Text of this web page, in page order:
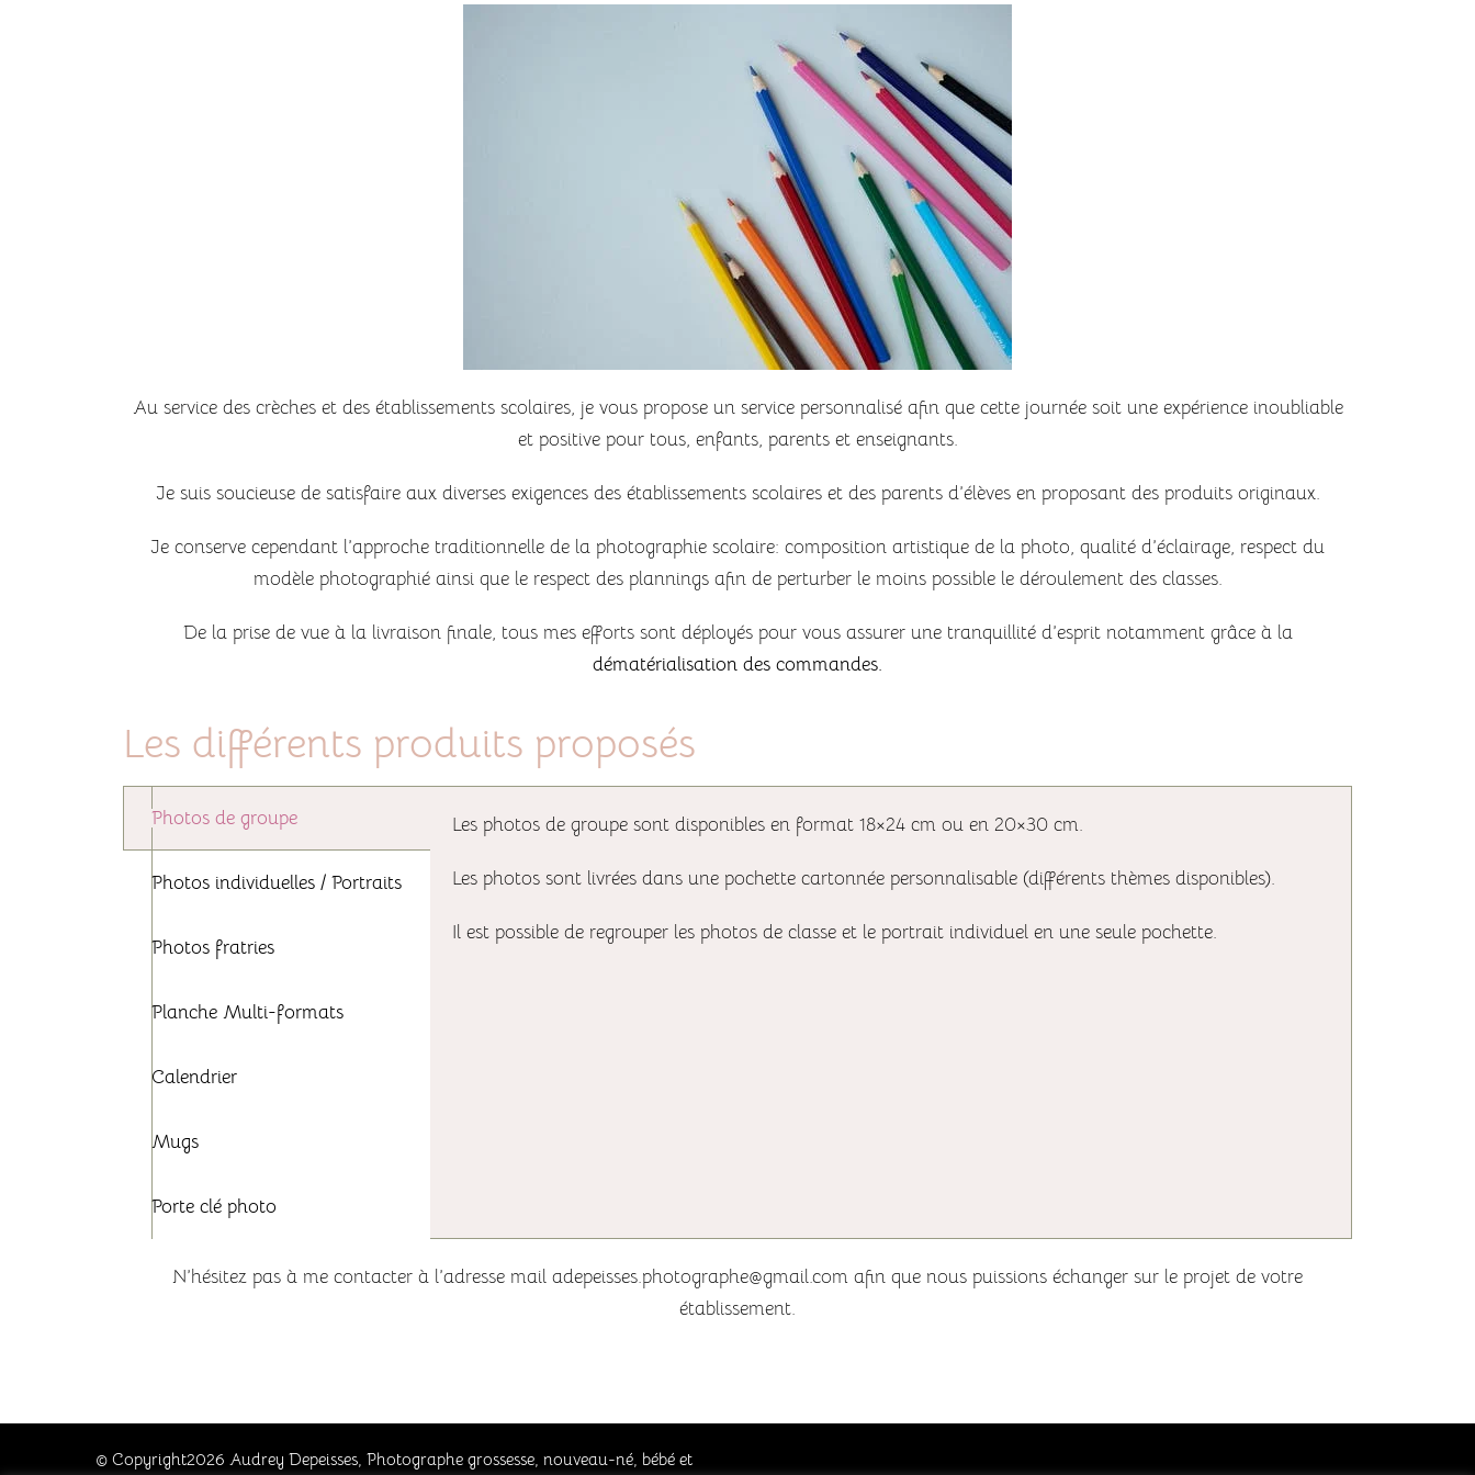
Au service des crèches et des établissements scolaires, je vous propose un service personnalisé afin que cette journée soit une expérience inoubliable
et positive pour tous, enfants, parents et enseignants.
Je suis soucieuse de satisfaire aux diverses exigences des établissements scolaires et des parents d’élèves en proposant des produits originaux.
Je conserve cependant l’approche traditionnelle de la photographie scolaire: composition artistique de la photo, qualité d’éclairage, respect du
modèle photographié ainsi que le respect des plannings afin de perturber le moins possible le déroulement des classes.
De la prise de vue à la livraison finale, tous mes efforts sont déployés pour vous assurer une tranquillité d’esprit notamment grâce à la
dématérialisation des commandes.
Les différents produits proposés
Photos de groupe
Photos individuelles / Portraits
Photos fratries
Planche Multi-formats
Calendrier
Mugs
Porte clé photo
Les photos de groupe sont disponibles en format 18×24 cm ou en 20×30 cm.
Les photos sont livrées dans une pochette cartonnée personnalisable (différents thèmes disponibles).
Il est possible de regrouper les photos de classe et le portrait individuel en une seule pochette.
N’hésitez pas à me contacter à l’adresse mail adepeisses.photographe@gmail.com afin que nous puissions échanger sur le projet de votre
établissement.
© Copyright2026 Audrey Depeisses, Photographe grossesse, nouveau-né, bébé et